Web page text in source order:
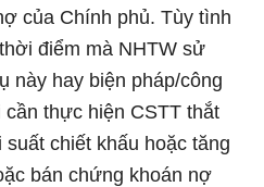
của Chính phủ. Tùy tình
điểm mà NHTW sử
này hay biện pháp/công
thực hiện CSTT thắt
chiết khấu hoặc tăng
bán chứng khoán nợ